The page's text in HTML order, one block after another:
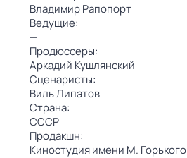
Владимир Рапопорт
Ведущие:
—
Продюссеры:
Аркадий Кушлянский
Сценаристы:
Виль Липатов
Страна:
СССР
Продакшн:
Киностудия имени М. Горького